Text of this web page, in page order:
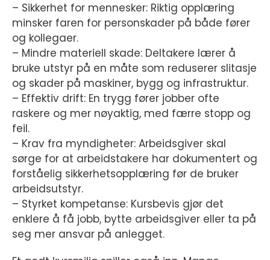
– Sikkerhet for mennesker: Riktig opplæring
minsker faren for personskader på både fører
og kollegaer.
– Mindre materiell skade: Deltakere lærer å
bruke utstyr på en måte som reduserer slitasje
og skader på maskiner, bygg og infrastruktur.
– Effektiv drift: En trygg fører jobber ofte
raskere og mer nøyaktig, med færre stopp og
feil.
– Krav fra myndigheter: Arbeidsgiver skal
sørge for at arbeidstakere har dokumentert og
forståelig sikkerhetsopplæring før de bruker
arbeidsutstyr.
– Styrket kompetanse: Kursbevis gjør det
enklere å få jobb, bytte arbeidsgiver eller ta på
seg mer ansvar på anlegget.